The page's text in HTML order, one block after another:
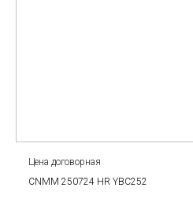
Цена договорная
CNMM 250724 HR YBC252